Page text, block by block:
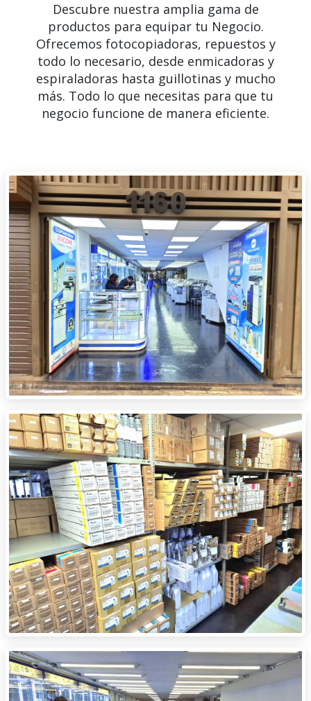
Descubre nuestra amplia gama de
productos para equipar tu Negocio.
Ofrecemos fotocopiadoras, repuestos y
todo lo necesario, desde enmicadoras y
espiraladoras hasta guillotinas y mucho
más. Todo lo que necesitas para que tu
negocio funcione de manera eficiente.